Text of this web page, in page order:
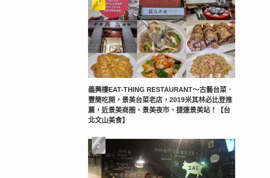
義興樓EAT-THING RESTAURANT〜古藝台菜．
豐簡吃開，景美台菜老店，2019米其林必比登推
薦，近景美商圈、景美夜市、捷運景美站！【台
北文山美食】